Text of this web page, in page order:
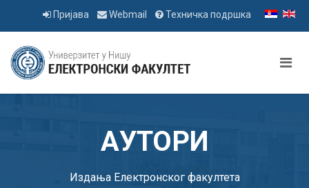
Пријава Webmail Техничка подршка
АУТОРИ
Издања Електронског факултета